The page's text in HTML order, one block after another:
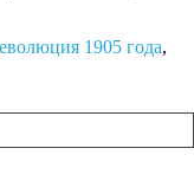
1905 года,